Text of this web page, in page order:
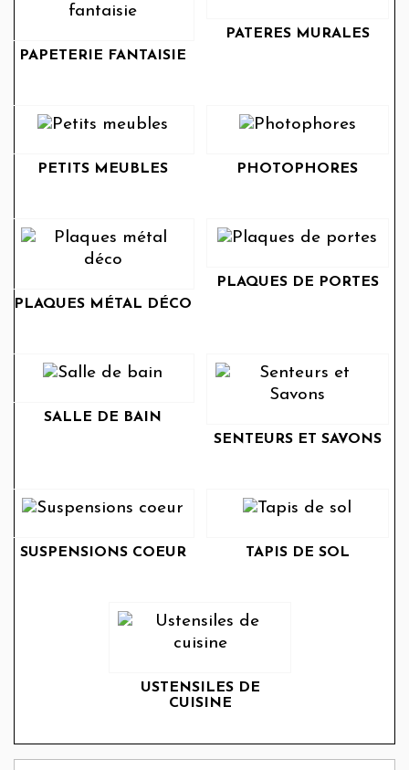
PAPETERIE FANTAISIE
PATERES MURALES
PETITS MEUBLES PHOTOPHORES
PLAQUES MÉTAL DÉCO
PLAQUES DE PORTES
SALLE DE BAIN
SENTEURS ET SAVONS
SUSPENSIONS COEUR TAPIS DE SOL
USTENSILES DE
CUISINE